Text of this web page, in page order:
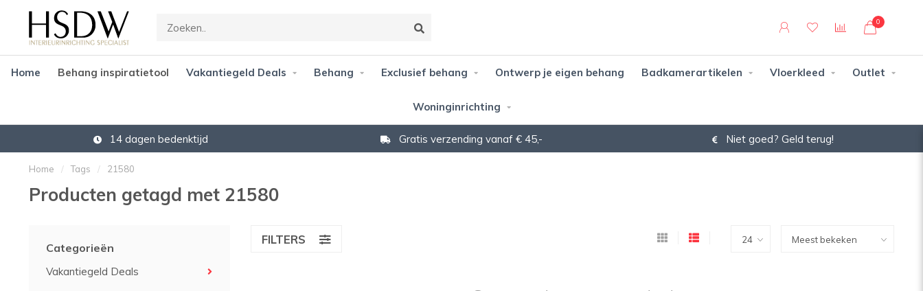
0
Home Behang inspiratietool Vakantiegeld Deals Behang Exclusief behang Ontwerp je eigen behang Badkamerartikelen Vloerkleed Outlet
Woninginrichting
14 dagen bedenktijd Gratis verzending vanaf € 45,- Niet goed? Geld terug!
Home / Tags / 21580
Producten getagd met 21580
Categorieën
Vakantiegeld Deals
FILTERS